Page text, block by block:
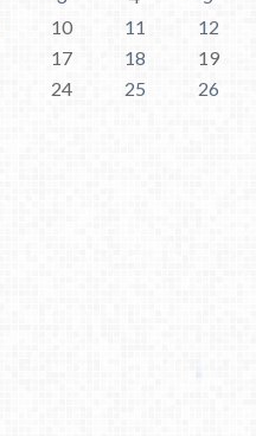
10 11
12
17 18
19
24 25
26